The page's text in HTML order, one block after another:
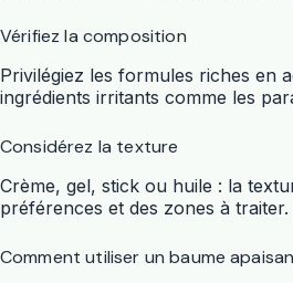
Vérifiez la composition
Privilégiez les formules riches en
ingrédients irritants comme les
Considérez la texture
Crème, gel, stick ou huile : la
préférences et des zones à traiter.
Comment utiliser un baume